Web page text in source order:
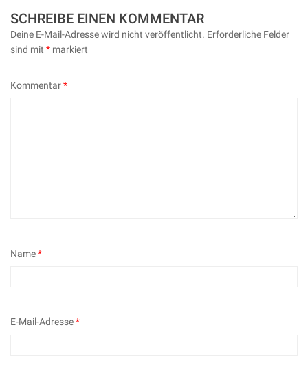
SCHREIBE EINEN KOMMENTAR
Deine E-Mail-Adresse wird nicht veröffentlicht. Erforderliche Felder
sind mit * markiert
Kommentar*
Name*
E-Mail-Adresse*